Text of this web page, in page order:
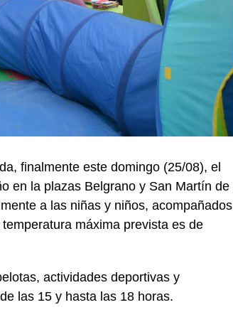
finalmente este domingo (25/08), el
en la plazas Belgrano y San Martín de
a las niñas y niños, acompañados
máxima prevista es de
actividades deportivas y
las 15 y hasta las 18 horas.